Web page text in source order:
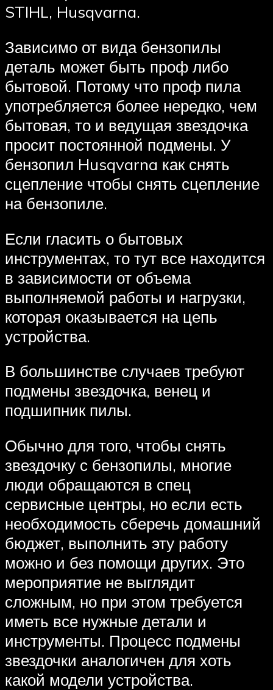
STIHL, Husqvarna.
Зависимо от вида бензопилы
деталь может быть проф либо
бытовой. Потому что проф пила
употребляется более нередко, чем
бытовая, то и ведущая звездочка
просит постоянной подмены. У
бензопил Husqvarna как снять
сцепление чтобы снять сцепление
на бензопиле.
Если гласить о бытовых
инструментах, то тут все находится
в зависимости от объема
выполняемой работы и нагрузки,
которая оказывается на цепь
устройства.
В большинстве случаев требуют
подмены звездочка, венец и
подшипник пилы.
Обычно для того, чтобы снять
звездочку с бензопилы, многие
люди обращаются в спец
сервисные центры, но если есть
необходимость сберечь домашний
бюджет, выполнить эту работу
можно и без помощи других. Это
мероприятие не выглядит
сложным, но при этом требуется
иметь все нужные детали и
инструменты. Процесс подмены
звездочки аналогичен для хоть
какой модели устройства.